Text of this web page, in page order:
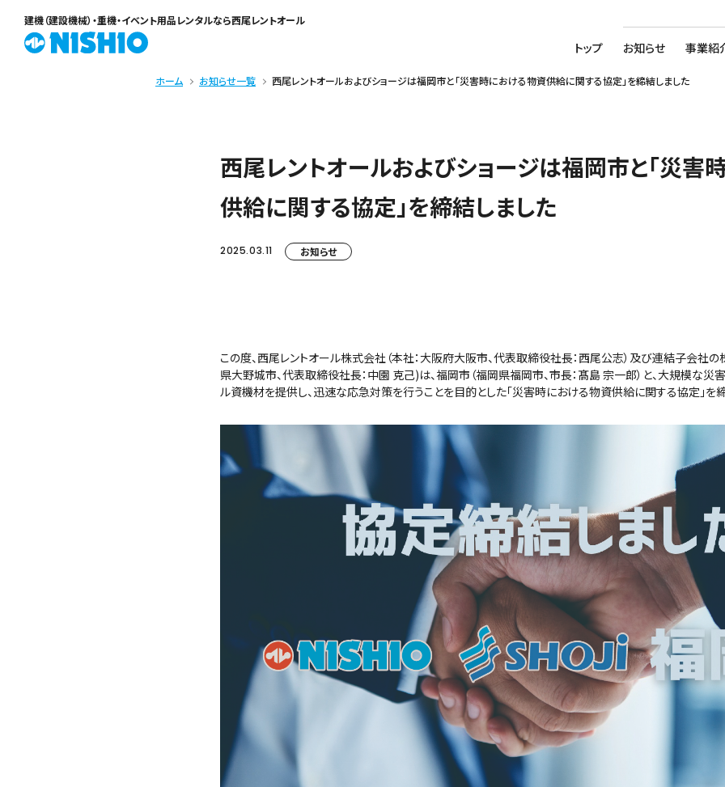
建機（建設機械）・重機・イベント用品レンタルなら西尾レントオール
トップ お知らせ 事業紹
ホーム お知らせ一覧 西尾レントオールおよびショージは福岡市と「災害時における物資供給に関する協定」を締結しました
西尾レントオールおよびショージは福岡市と「災害
供給に関する協定」を締結しました
2025.03.11 お知らせ
この度、西尾レントオール株式会社（本社：大阪府大阪市、代表取締役社長：西尾公志）及び連結子会社
県大野城市、代表取締役社長：中園 克己)は、福岡市（福岡県福岡市、市長：髙島 宗一郎）と、⼤規模な災
ル資機材を提供し、迅速な応急対策を行うことを目的とした「災害時における物資供給に関する協定」を